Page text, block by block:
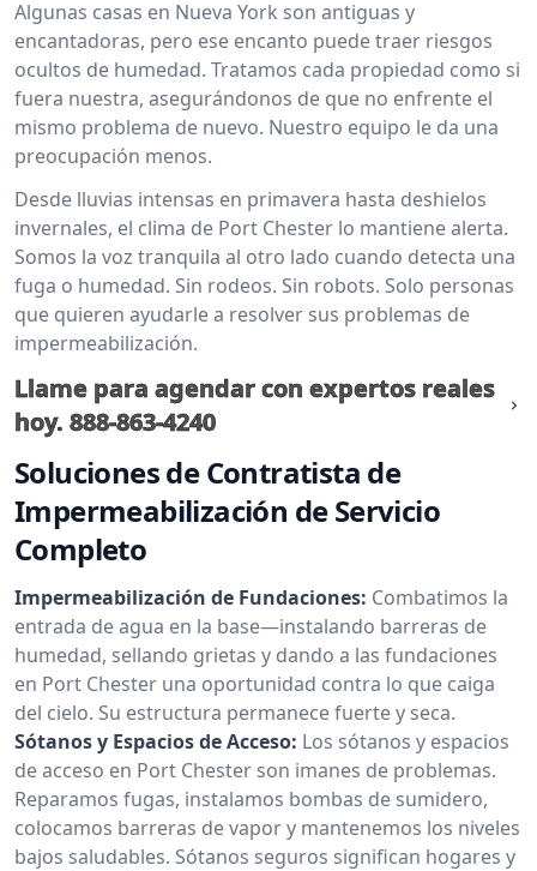
Algunas casas en Nueva York son antiguas y
encantadoras, pero ese encanto puede traer riesgos
ocultos de humedad. Tratamos cada propiedad como si
fuera nuestra, asegurándonos de que no enfrente el
mismo problema de nuevo. Nuestro equipo le da una
preocupación menos.
Desde lluvias intensas en primavera hasta deshielos
invernales, el clima de Port Chester lo mantiene alerta.
Somos la voz tranquila al otro lado cuando detecta una
fuga o humedad. Sin rodeos. Sin robots. Solo personas
que quieren ayudarle a resolver sus problemas de
impermeabilización.
Llame para agendar con expertos reales
hoy. 888-863-4240
Soluciones de Contratista de
Impermeabilización de Servicio
Completo
Impermeabilización de Fundaciones: Combatimos la
entrada de agua en la base—instalando barreras de
humedad, sellando grietas y dando a las fundaciones
en Port Chester una oportunidad contra lo que caiga
del cielo. Su estructura permanece fuerte y seca.
Sótanos y Espacios de Acceso: Los sótanos y espacios
de acceso en Port Chester son imanes de problemas.
Reparamos fugas, instalamos bombas de sumidero,
colocamos barreras de vapor y mantenemos los niveles
bajos saludables. Sótanos seguros significan hogares y